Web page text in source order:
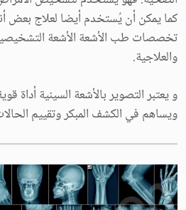
كما يمكن أن يُستخدم أيضا لعلاج بعض
تخصصات طب الأشعة الأشعة التشخيصية،
والعلاجية.
و يعتبر التصوير بالأشعة السينية أداة
ويساهم في الكشف المبكر وتقييم